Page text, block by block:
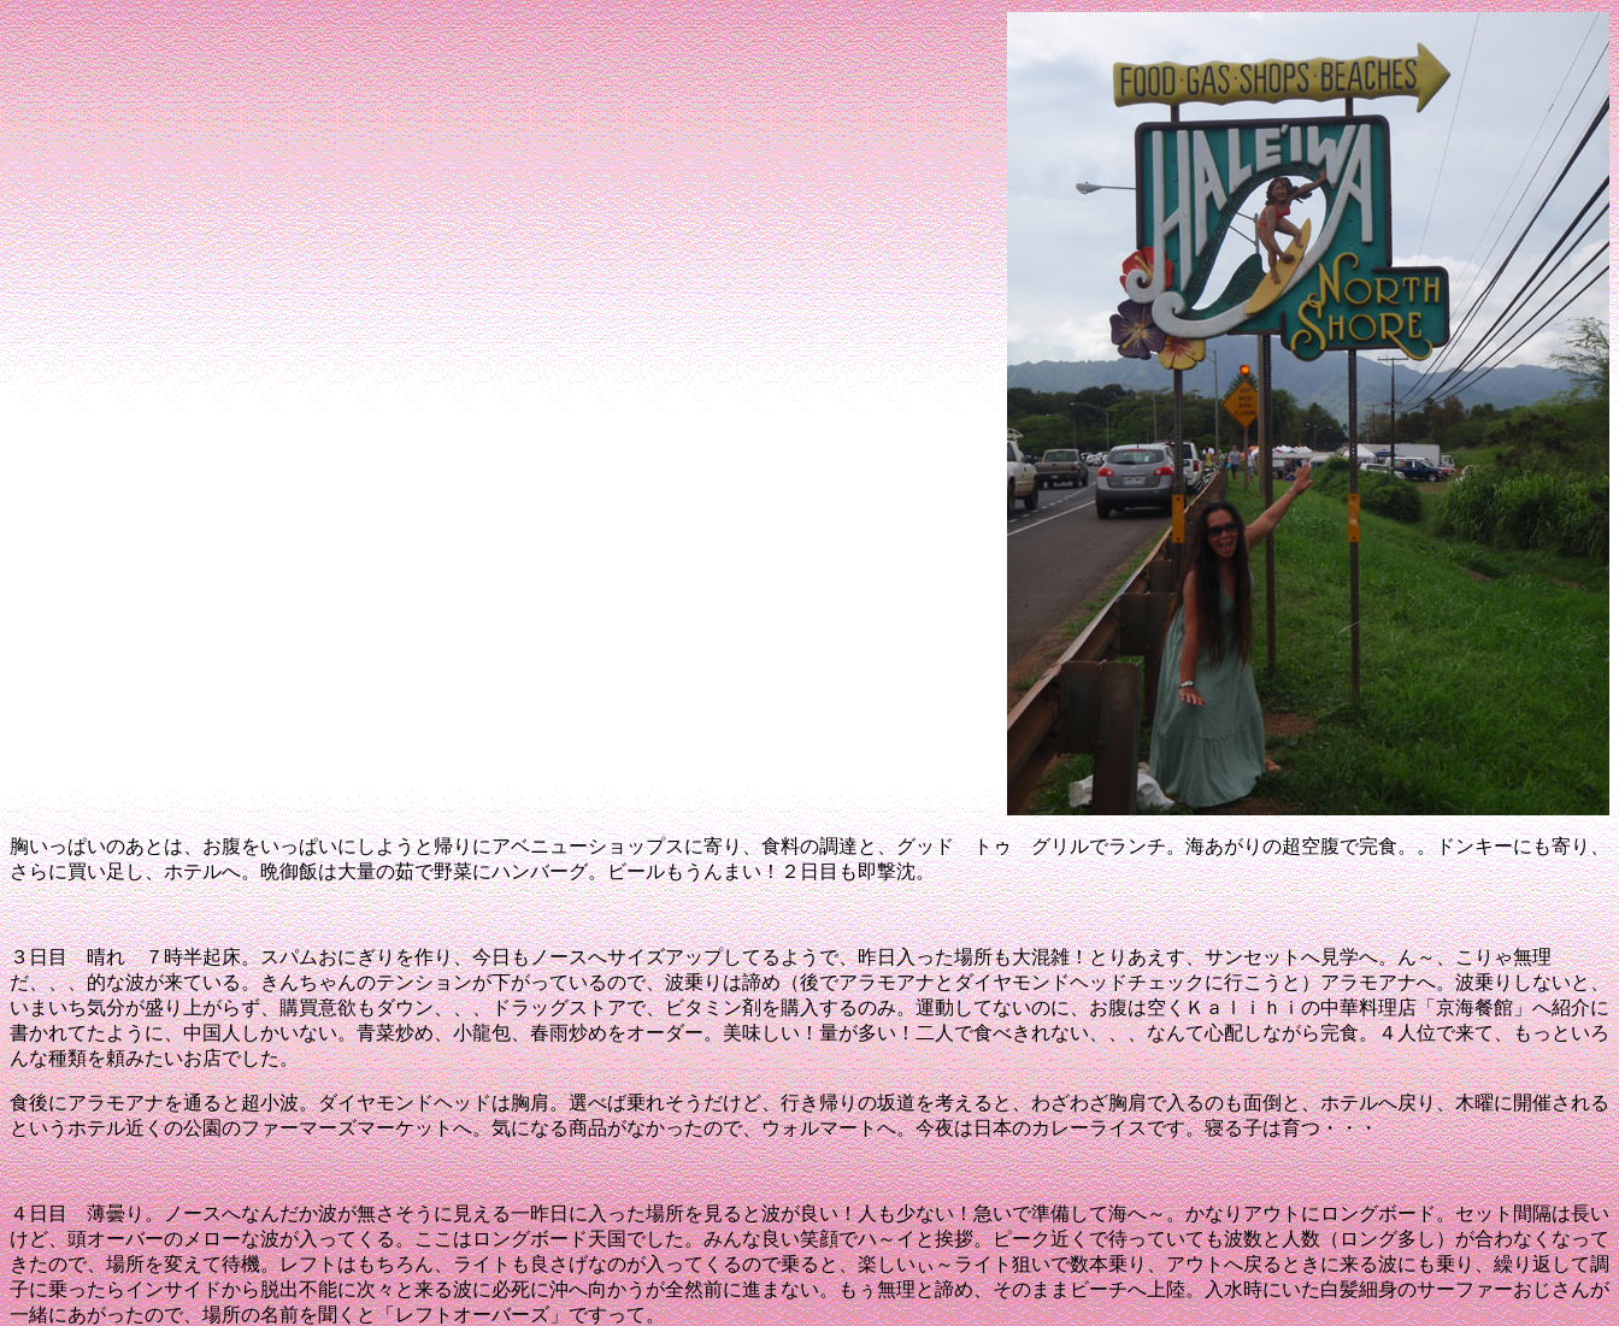
胸いっぱいのあとは、お腹をいっぱいにしようと帰りにアベニューショップスに寄り、食料の調達と、グッド トゥ グリルでランチ。海あがりの超空腹で完食。。ドンキーにも寄り、
さらに買い足し、ホテルへ。晩御飯は大量の茹で野菜にハンバーグ。ビールもうんまい！２日目も即撃沈。
３日目 晴れ７時半起床。スパムおにぎりを作り、今日もノースへサイズアップしてるようで、昨日入った場所も大混雑！とりあえす、サンセットへ見学へ。ん～、こりゃ無理
だ、、、的な波が来ている。きんちゃんのテンションが下がっているので、波乗りは諦め（後でアラモアナとダイヤモンドヘッドチェックに行こうと）アラモアナへ。波乗りしないと、
いまいち気分が盛り上がらず、購買意欲もダウン、、、ドラッグストアで、ビタミン剤を購入するのみ。運動してないのに、お腹は空くＫａｌｉｈｉの中華料理店「京海餐館」へ紹介に
書かれてたように、中国人しかいない。青菜炒め、小龍包、春雨炒めをオーダー。美味しい！量が多い！二人で食べきれない、、、なんて心配しながら完食。４人位で来て、もっといろ
んな種類を頼みたいお店でした。
食後にアラモアナを通ると超小波。ダイヤモンドヘッドは胸肩。選べば乗れそうだけど、行き帰りの坂道を考えると、わざわざ胸肩で入るのも面倒と、ホテルへ戻り、木曜に開催される
というホテル近くの公園のファーマーズマーケットへ。気になる商品がなかったので、ウォルマートへ。今夜は日本のカレーライスです。寝る子は育つ・・・
４日目 薄曇り。ノースへなんだか波が無さそうに見える一昨日に入った場所を見ると波が良い！人も少ない！急いで準備して海へ～。かなりアウトにロングボード。セット間隔は長い
けど、頭オーバーのメローな波が入ってくる。ここはロングボード天国でした。みんな良い笑顔でハ～イと挨拶。ピーク近くで待っていても波数と人数（ロング多し）が合わなくなって
きたので、場所を変えて待機。レフトはもちろん、ライトも良さげなのが入ってくるので乗ると、楽しいぃ～ライト狙いで数本乗り、アウトへ戻るときに来る波にも乗り、繰り返して調
子に乗ったらインサイドから脱出不能に次々と来る波に必死に沖へ向かうが全然前に進まない。もぅ無理と諦め、そのままビーチへ上陸。入水時にいた白髪細身のサーファーおじさんが
一緒にあがったので、場所の名前を聞くと「レフトオーバーズ」ですって。